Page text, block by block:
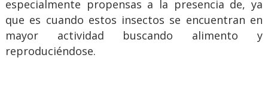
especialmente propensas a la presencia de, ya
que es cuando estos insectos se encuentran en
mayor actividad buscando alimento y
reproduciéndose.